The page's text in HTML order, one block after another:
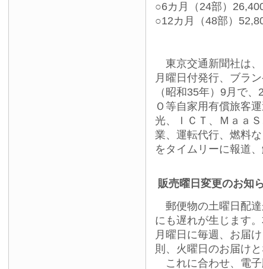
○6カ月（24部）
○12カ月（48部）
東京交通新聞社は、
月曜日付発行、ブラ
（昭和35年）9月で
Ｏ等自家用有償旅客
光、ＩＣＴ、Ｍａａ
業、運転代行、燃料
をタイムリーに報道、
販売曜日変更のお知
郵便物の土曜日配達
にも遅れが生じます
月曜日に毎週、お届
則、火曜日のお届けと
これに合わせ、電子